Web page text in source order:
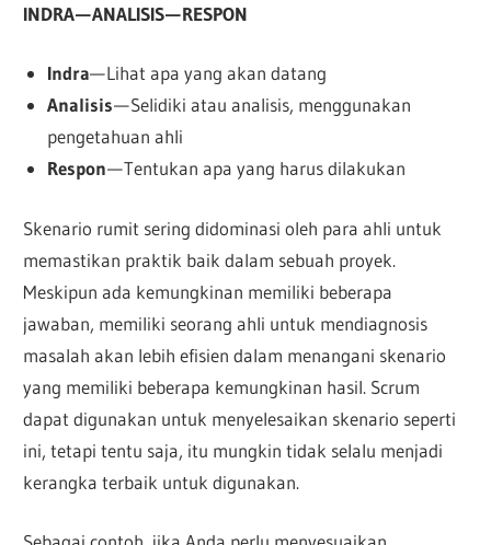
INDRA — ANALISIS — RESPON
Indra— Lihat apa yang akan datang
Analisis— Selidiki atau analisis, menggunakan
pengetahuan ahli
Respon— Tentukan apa yang harus dilakukan
Skenario rumit sering didominasi oleh para ahli untuk
memastikan praktik baik dalam sebuah proyek.
Meskipun ada kemungkinan memiliki beberapa
jawaban, memiliki seorang ahli untuk mendiagnosis
masalah akan lebih efisien dalam menangani skenario
yang memiliki beberapa kemungkinan hasil. Scrum
dapat digunakan untuk menyelesaikan skenario seperti
ini, tetapi tentu saja, itu mungkin tidak selalu menjadi
kerangka terbaik untuk digunakan.